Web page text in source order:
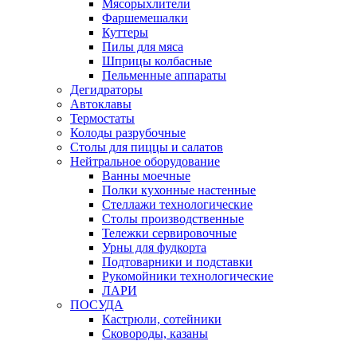
Мясорыхлители
Фаршемешалки
Куттеры
Пилы для мяса
Шприцы колбасные
Пельменные аппараты
Дегидраторы
Автоклавы
Термостаты
Колоды разрубочные
Столы для пиццы и салатов
Нейтральное оборудование
Ванны моечные
Полки кухонные настенные
Стеллажи технологические
Столы производственные
Тележки сервировочные
Урны для фудкорта
Подтоварники и подставки
Рукомойники технологические
ЛАРИ
ПОСУДА
Кастрюли, сотейники
Сковороды, казаны